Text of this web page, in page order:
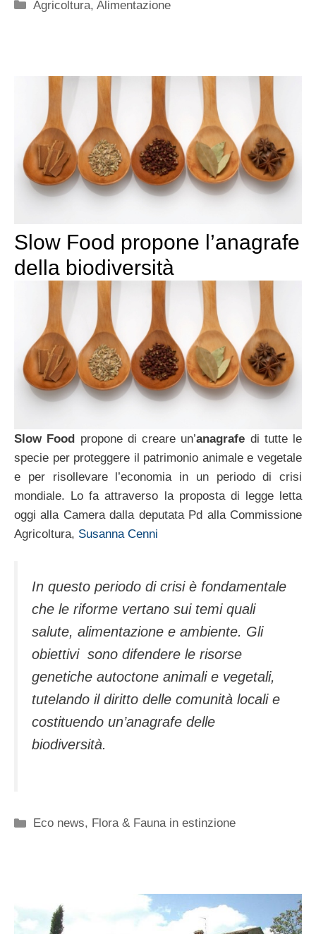
Categorie
Agricoltura,Alimentazione
Slow Food propone l’anagrafe
della biodiversità
Slow Food propone di creare un’anagrafe di tutte le
specie per proteggere il patrimonio animale e vegetale
e per risollevare l’economia in un periodo di crisi
mondiale. Lo fa attraverso la proposta di legge letta
oggi alla Camera dalla deputata Pd alla Commissione
Agricoltura, Susanna Cenni
In questo periodo di crisi è fondamentale
che le riforme vertano sui temi quali
salute, alimentazione e ambiente. Gli
obiettivi sono difendere le risorse
genetiche autoctone animali e vegetali,
tutelando il diritto delle comunità locali e
costituendo un’anagrafe delle
biodiversità.
Categorie
Eco news, Flora & Fauna in estinzione